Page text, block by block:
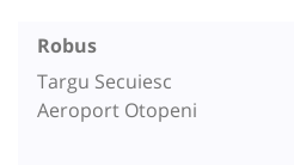
Robus
Targu Secuiesc
Aeroport Otopeni